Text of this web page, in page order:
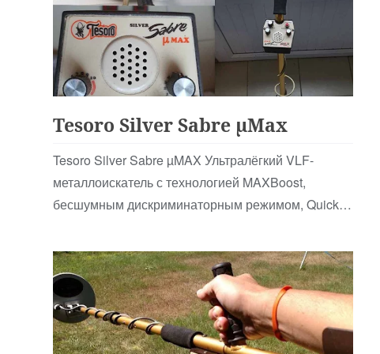
Аналоговые
Tesoro Silver Sabre µMax
Tesoro Silver Sabre µMAX Ультралёгкий VLF-
металлоискатель с технологией MAXBoost,
бесшумным дискриминаторным режимом, Quick